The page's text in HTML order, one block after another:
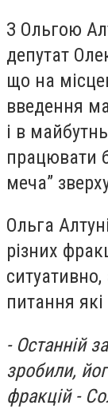
З Ольгою
депутат
що на
введення
і в
працювати
меча”
Ольга
різних
питання
- Останній
зробили,
фракцій -